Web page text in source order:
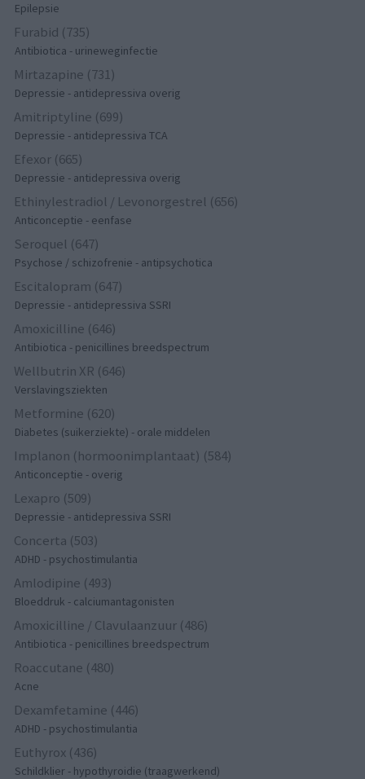
Epilepsie
Furabid (735)
Antibiotica - urineweginfectie
Mirtazapine (731)
Depressie - antidepressiva overig
Amitriptyline (699)
Depressie - antidepressiva TCA
Efexor (665)
Depressie - antidepressiva overig
Ethinylestradiol / Levonorgestrel (656)
Anticonceptie - eenfase
Seroquel (647)
Psychose / schizofrenie - antipsychotica
Escitalopram (647)
Depressie - antidepressiva SSRI
Amoxicilline (646)
Antibiotica - penicillines breedspectrum
Wellbutrin XR (646)
Verslavingsziekten
Metformine (620)
Diabetes (suikerziekte) - orale middelen
Implanon (hormoonimplantaat) (584)
Anticonceptie - overig
Lexapro (509)
Depressie - antidepressiva SSRI
Concerta (503)
ADHD - psychostimulantia
Amlodipine (493)
Bloeddruk - calciumantagonisten
Amoxicilline / Clavulaanzuur (486)
Antibiotica - penicillines breedspectrum
Roaccutane (480)
Acne
Dexamfetamine (446)
ADHD - psychostimulantia
Euthyrox (436)
Schildklier - hypothyroidie (traagwerkend)